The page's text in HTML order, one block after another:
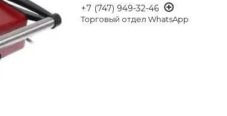
+7 (747) 949-32-46
Торговый отдел WhatsApp